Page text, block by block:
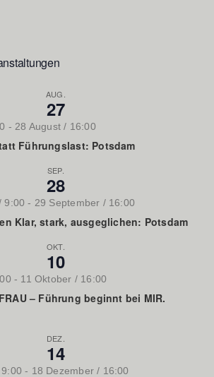
AUG.
27
- 28 August / 16:00
Führungslast: Potsdam
SEP.
28
9:00 - 29 September / 16:00
Klar, stark, ausgeglichen: Potsdam
OKT.
10
- 11 Oktober / 16:00
– Führung beginnt bei MIR.
DEZ.
14
- 18 Dezember / 16:00